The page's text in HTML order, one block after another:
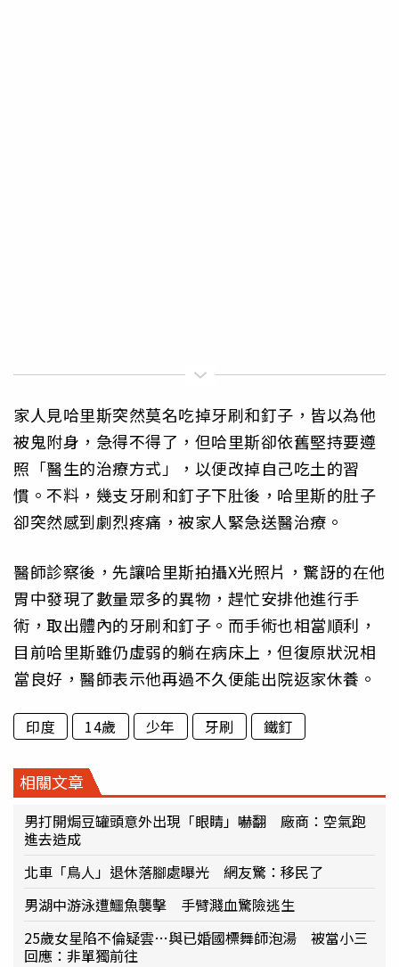
家人見哈里斯突然莫名吃掉牙刷和釘子，皆以為他
被鬼附身，急得不得了，但哈里斯卻依舊堅持要遵
照「醫生的治療方式」，以便改掉自己吃土的習
慣。不料，幾支牙刷和釘子下肚後，哈里斯的肚子
卻突然感到劇烈疼痛，被家人緊急送醫治療。
醫師診察後，先讓哈里斯拍攝X光照片，驚訝的在他
胃中發現了數量眾多的異物，趕忙安排他進行手
術，取出體內的牙刷和釘子。而手術也相當順利，
目前哈里斯雖仍虛弱的躺在病床上，但復原狀況相
當良好，醫師表示他再過不久便能出院返家休養。
印度 14歲 少年 牙刷 鐵釘
相關文章
男打開焗豆罐頭意外出現「眼睛」嚇翻 廠商：空氣跑
進去造成
北車「鳥人」退休落腳處曝光 網友驚：移民了
男湖中游泳遭鱷魚襲擊 手臂濺血驚險逃生
25歲女星陷不倫疑雲…與已婚國標舞師泡湯 被當小三
回應：非單獨前往